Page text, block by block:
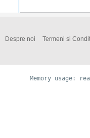
Despre noi Termeni si
Memory usage: